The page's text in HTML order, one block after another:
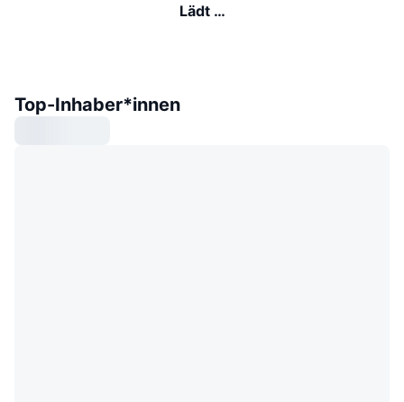
Lädt …
Top-Inhaber*innen